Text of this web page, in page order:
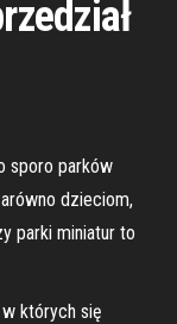
sporo parków
dzieciom,
parki miniatur to
których się